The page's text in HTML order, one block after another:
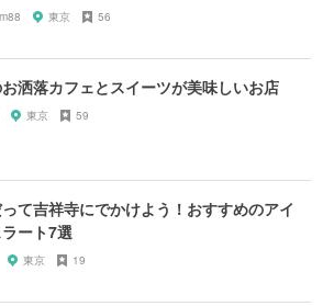
東京 56
洒落カフェとスイーツが美味しいお店
東京 59
て吉祥寺にでかけよう！おすすめのアイ
ート7選
東京 19